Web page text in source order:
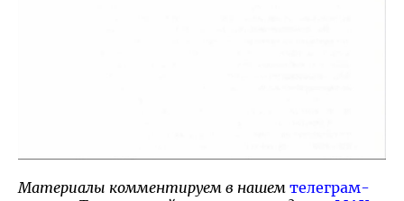
Материалы комментируем в нашем телеграм-